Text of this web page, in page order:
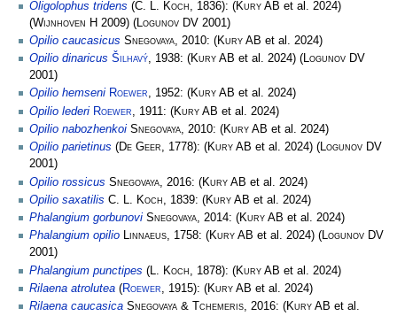
Oligolophus tridens (C. L. Koch , 1836): (Kury AB et al. 2024)
(Wijnhoven H 2009) ( Logunov DV 2001)
Opilio caucasicus Snegovaya, 2010: (Kury AB et al. 2024)
Opilio dinaricus Šilhavý, 1938: (Kury AB et al. 2024) (Logunov DV
2001)
Opilio hemseni Roewer, 1952: (Kury AB et al. 2024)
Opilio lederi Roewer , 1911: (Kury AB et al. 2024)
Opilio nabozhenkoi Snegovaya, 2010: (Kury AB et al. 2024)
Opilio parietinus (De Geer, 1778): (Kury AB et al. 2024) (Logunov DV
2001)
Opilio rossicus Snegovaya , 2016: (Kury AB et al. 2024)
Opilio saxatilis C. L. Koch, 1839: (Kury AB et al. 2024)
Phalangium gorbunovi Snegovaya, 2014: (Kury AB et al. 2024)
Phalangium opilio Linnaeus, 1758: (Kury AB et al. 2024) (Logunov DV
2001)
Phalangium punctipes ( L. Koch , 1878): (Kury AB et al. 2024)
Rilaena atrolutea (Roewer, 1915): (Kury AB et al. 2024)
Rilaena caucasica Snegovaya & Tchemeris, 2016: (Kury AB et al.